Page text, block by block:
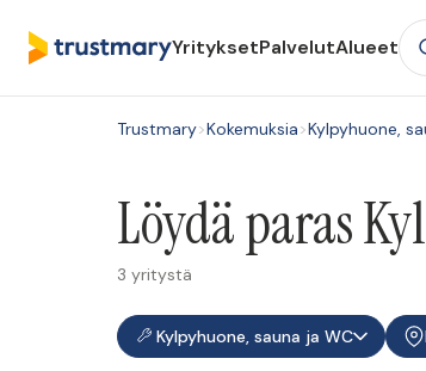
YrityksetPalvelutAlueet
Trustmary>Kokemuksia>Kylpyhuone,
Löydä paras
3 yritystä
Kylpyhuone, sauna ja WC